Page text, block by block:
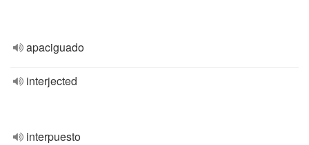
apaciguado
interjected
interpuesto